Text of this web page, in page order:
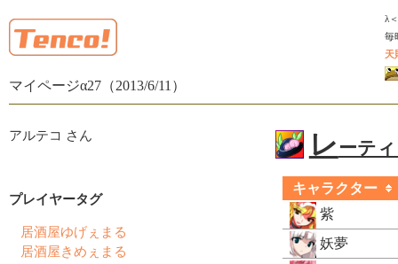
マイページα27（2013/6/11）
λ
毎
天
レ ーテ
キャラクター
紫
妖夢
アルテコ さん
プレイヤータグ
居酒屋ゆげぇまる
居酒屋きめぇまる